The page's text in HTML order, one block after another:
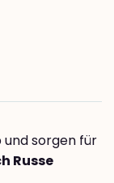
und sorgen für
Russe